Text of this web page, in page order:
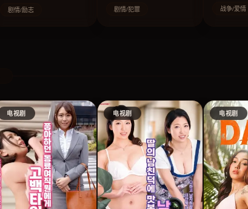
剧情/励志 剧情/犯罪 战争/爱情
电视剧 电视剧 电视剧